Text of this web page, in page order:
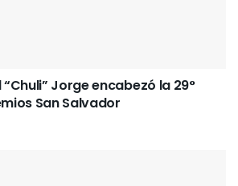
“Chuli” Jorge encabezó la 29°
San Salvador